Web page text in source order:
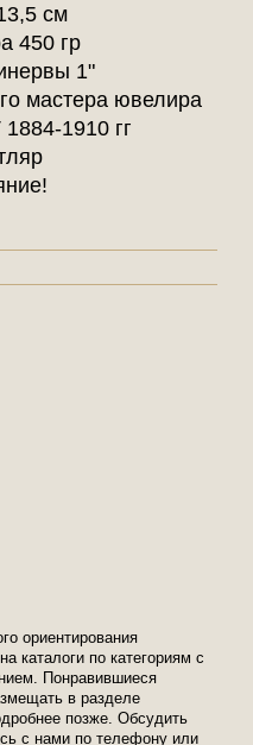
см
450 гр
1"
мастера ювелира
1910 гг
ориентирования
каталоги по категориям с
Понравившиеся
в разделе
позже. Обсудить
с нами по телефону или